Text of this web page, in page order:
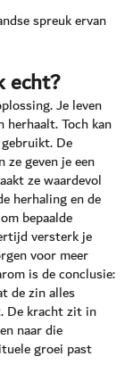
spreuk ervan
echt?
Je leven
Toch kan
De
geven je een
ze waardevol
herhaling en de
bepaalde
versterk je
voor meer
is de conclusie:
de zin alles
De kracht zit in
naar die
groei past